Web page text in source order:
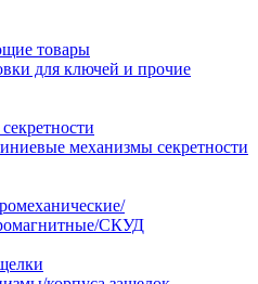
товары
для ключей и прочие
механизмы секретности
СКУД